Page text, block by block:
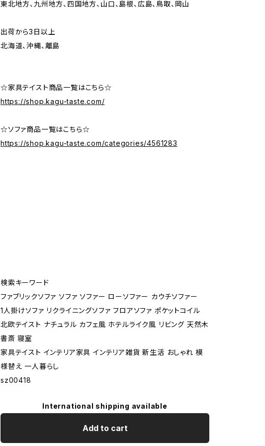
東北地方、九州地方、四国地方、山口、島根、広島、鳥取、岡山
出荷から3日以上
北海道、沖縄、離島
☆家具テイスト商品一覧はこちら☆
https://shop.kagu-taste.com/
☆ソファ商品一覧はこちら☆
https://shop.kagu-taste.com/categories/4561283
検索キーワード
ファブリックソファ ソファ ソファー ローソファー カウチソファー
1人掛けソファ リクライニングソファ フロアソファ ポケットコイル
北欧テイスト ナチュラル カフェ風 ホテルライク風 リビング 天然木
書斎 寝室
家具テイスト インテリア家具 インテリア雑貨 新生活 おしゃれ 模
様替え 一人暮らし
sz00418
International shipping available
Add to cart